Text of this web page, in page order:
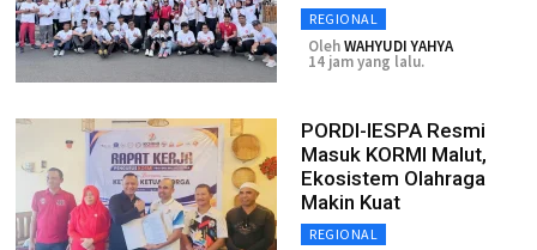
REGIONAL
OlehWAHYUDI YAHYA
14 jam yang lalu.
PORDI-IESPA Resmi
Masuk KORMI Malut,
Ekosistem Olahraga
Makin Kuat
REGIONAL